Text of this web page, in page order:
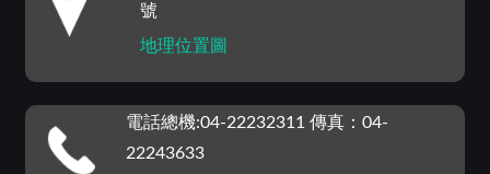
號
地理位置圖
電話總機:04-22232311 傳真：04-
22243633